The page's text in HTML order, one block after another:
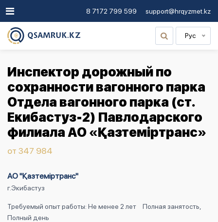
8 7172 799 599 support@hrqyzmet.kz
Рус
Инспектор дорожный по
сохранности вагонного парка
Отдела вагонного парка (ст.
Екибастуз-2) Павлодарского
филиала АО «Қазтемiртранс»
от 347 984
АО "Қазтеміртранс"
г.Экибастуз
Требуемый опыт работы: Не менее 2 лет
Полная занятость,
Полный день